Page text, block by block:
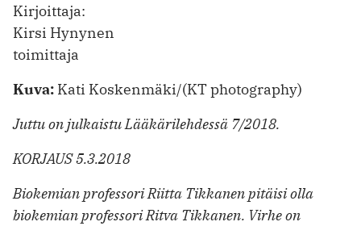
Kirjoittaja:
Kirsi Hynynen
toimittaja
Kuva: Kati Koskenmäki/(KT photography)
Juttu on julkaistu Lääkärilehdessä 7/2018.
KORJAUS 5.3.2018
Biokemian professori Riitta Tikkanen pitäisi olla
biokemian professori Ritva Tikkanen. Virhe on